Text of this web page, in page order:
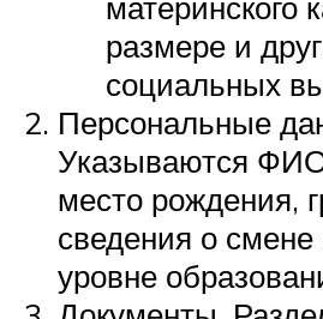
размере и
социальных
Персональные
Указываются
место рождения,
сведения о
уровне